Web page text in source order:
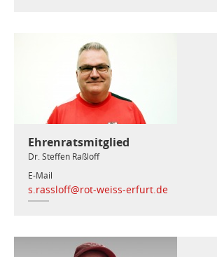
Ehrenratsmitglied
Dr. Steffen Raßloff
E-Mail
s.rassloff@rot-weiss-erfurt.de